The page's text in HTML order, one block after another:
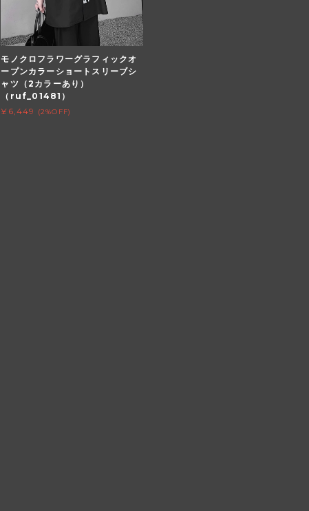
モノクロフラワーグラフィックオ
ープンカラーショートスリーブシ
ャツ（2カラーあり）
（ruf_01481）
¥6,449
(2%OFF)